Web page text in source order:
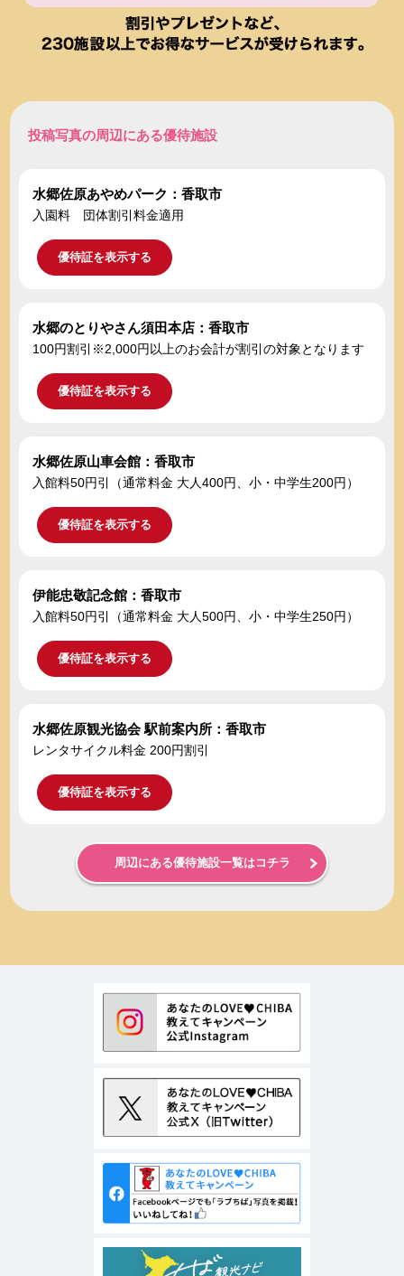
投稿写真の周辺にある優待施設
水郷佐原あやめパーク：香取市
入園料 団体割引料金適用
優待証を表示する
水郷のとりやさん須田本店：香取市
100円割引※2,000円以上のお会計が割引の対象となります
優待証を表示する
水郷佐原山車会館：香取市
入館料50円引（通常料金 大人400円、小・中学生200円）
優待証を表示する
伊能忠敬記念館：香取市
入館料50円引（通常料金 大人500円、小・中学生250円）
優待証を表示する
水郷佐原観光協会 駅前案内所：香取市
レンタサイクル料金 200円割引
優待証を表示する
周辺にある優待施設一覧はコチラ